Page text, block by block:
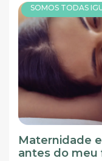
SOMOS TODAS
Maternidade
antes do meu